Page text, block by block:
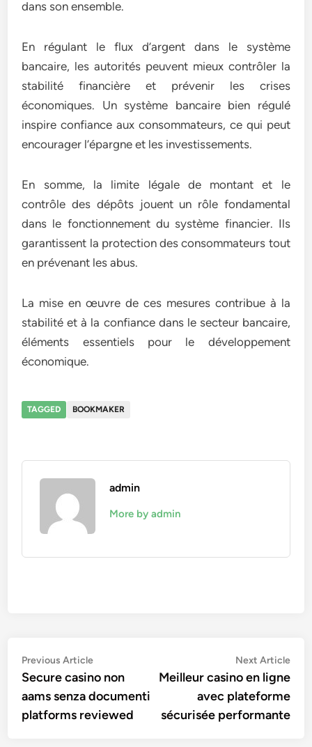
dans son ensemble.
En régulant le flux d’argent dans le système
bancaire, les autorités peuvent mieux contrôler la
stabilité financière et prévenir les crises
économiques. Un système bancaire bien régulé
inspire confiance aux consommateurs, ce qui peut
encourager l’épargne et les investissements.
En somme, la limite légale de montant et le
contrôle des dépôts jouent un rôle fondamental
dans le fonctionnement du système financier. Ils
garantissent la protection des consommateurs tout
en prévenant les abus.
La mise en œuvre de ces mesures contribue à la
stabilité et à la confiance dans le secteur bancaire,
éléments essentiels pour le développement
économique.
TAGGED BOOKMAKER
admin
More by admin
Post
navigation
Previous ArticlePrevious
article:
Secure casino non
aams senza documenti
platforms reviewed
Next Article
Meilleur casino en ligne
avec plateforme
sécurisée performante